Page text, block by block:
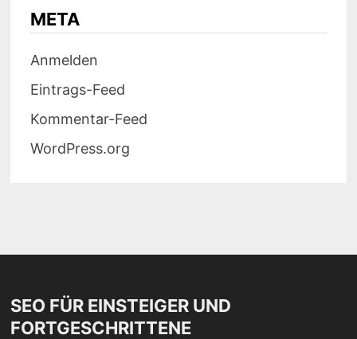
META
Anmelden
Eintrags-Feed
Kommentar-Feed
WordPress.org
SEO FÜR EINSTEIGER UND
FORTGESCHRITTENE